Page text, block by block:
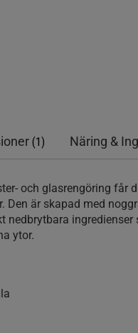
(1) Näring &
och glasrengöring får
Den är skapad med
nedbrytbara ingredienser
ytor.